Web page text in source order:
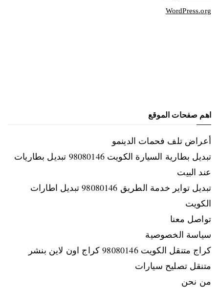
WordPress.org
اهم صفحات الموقع
أعراض تلف فحمات الدينمو
تبديل بطارية السيارة الكويت 98080146‬ تبديل بطاريات
عند البيت
تبديل تواير خدمة الطريق 98080146‬ تبديل اطارات
الكويت
تواصل معنا
سياسة الخصوصية
كراج متنقل الكويت 98080146‬ كراج اون لاين بنشر
متنقل تصليح سيارات
من نحن